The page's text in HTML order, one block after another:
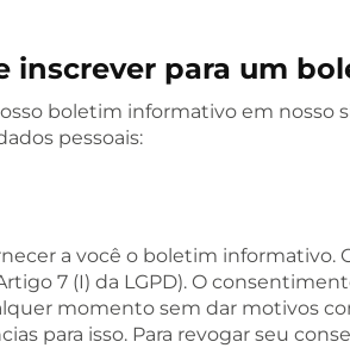
inscrever para um
boletim informativo em nosso
pessoais:
a você o boletim informativo.
7 (I) da LGPD). O
momento sem dar motivos
para isso. Para revogar seu